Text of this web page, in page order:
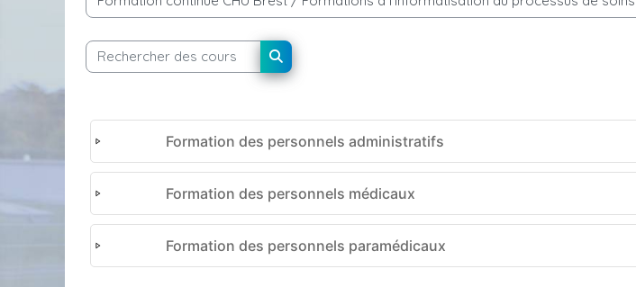
Catégories de cours
Rechercher des cours
Rechercher des cours
Formation des personnels administratifs
Formation des personnels médicaux
Formation des personnels paramédicaux